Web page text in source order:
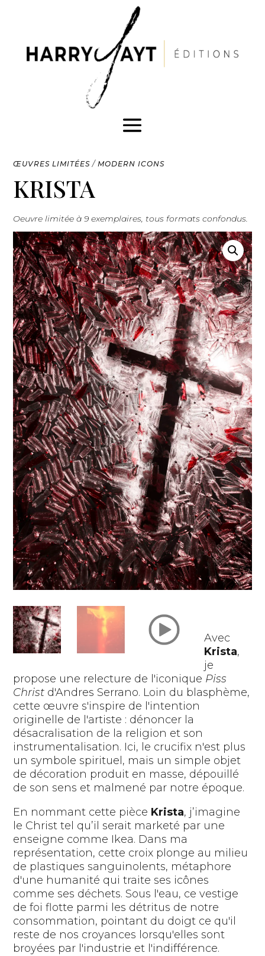
ŒUVRES LIMITÉES /MODERN ICONS
KRISTA
Oeuvre limitée à 9 exemplaires, tous formats confondus.
Avec
Krista,
je
propose une relecture de l'iconique Piss
Christ d'Andres Serrano. Loin du blasphème,
cette œuvre s'inspire de l'intention
originelle de l'artiste : dénoncer la
désacralisation de la religion et son
instrumentalisation. Ici, le crucifix n'est plus
un symbole spirituel, mais un simple objet
de décoration produit en masse, dépouillé
de son sens et malmené par notre époque.
En nommant cette pièce Krista, j’imagine
le Christ tel qu’il serait marketé par une
enseigne comme Ikea. Dans ma
représentation, cette croix plonge au milieu
de plastiques sanguinolents, métaphore
d'une humanité qui traite ses icônes
comme ses déchets. Sous l'eau, ce vestige
de foi flotte parmi les détritus de notre
consommation, pointant du doigt ce qu'il
reste de nos croyances lorsqu'elles sont
broyées par l'industrie et l'indifférence.